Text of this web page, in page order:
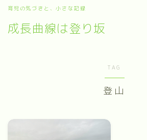
成長曲線は登り坂
育児の気づきと、小さな記録
MENU
有料記事の決済完了ページ
TAG
登山